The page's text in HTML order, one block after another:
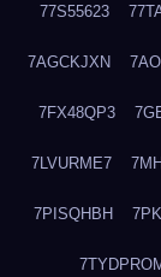
77S55623
7AGCKJXN
7FX48QP3
7LVURME7
7PISQHBH